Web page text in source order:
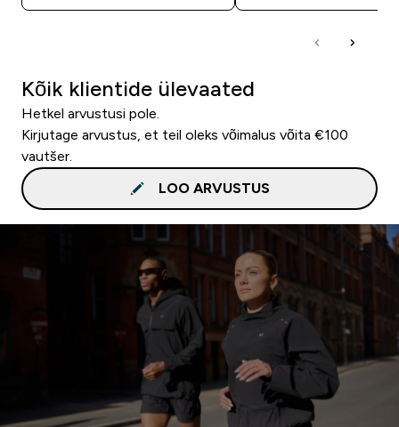
Kõik klientide ülevaated
Hetkel arvustusi pole.
Kirjutage arvustus, et teil oleks võimalus võita €100
vautšer.
LOO ARVUSTUS